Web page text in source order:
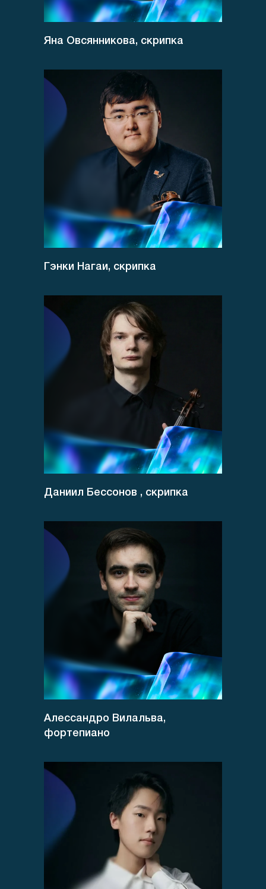
Яна Овсянникова, скрипка
Гэнки Нагаи, скрипка
Даниил Бессонов , скрипка
Алессандро Вилальва,
фортепиано